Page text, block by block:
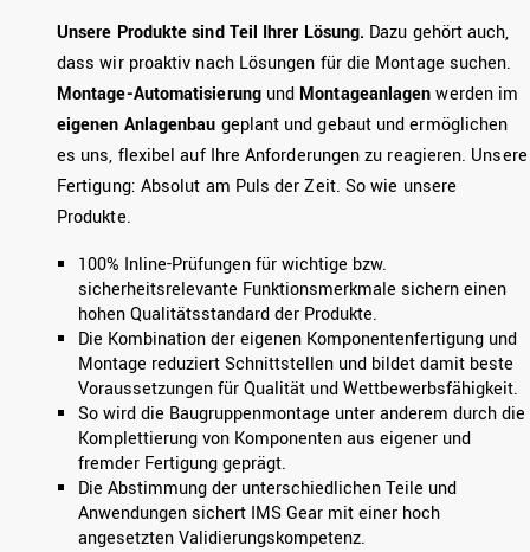
Unsere Produkte sind Teil Ihrer Lösung. Dazu gehört auch,
dass wir proaktiv nach Lösungen für die Montage suchen.
Montage-Automatisierungund Montageanlagenwerden im
eigenen Anlagenbau geplant und gebaut und ermöglichen
es uns, flexibel auf Ihre Anforderungen zu reagieren. Unsere
Fertigung: Absolut am Puls der Zeit. So wie unsere
Produkte.
100% Inline-Prüfungen für wichtige bzw.
sicherheitsrelevante Funktionsmerkmale sichern einen
hohen Qualitätsstandard der Produkte.
Die Kombination der eigenen Komponentenfertigung und
Montage reduziert Schnittstellen und bildet damit beste
Voraussetzungen für Qualität und Wettbewerbsfähigkeit.
So wird die Baugruppenmontage unter anderem durch die
Komplettierung von Komponenten aus eigener und
fremder Fertigung geprägt.
Die Abstimmung der unterschiedlichen Teile und
Anwendungen sichert IMS Gear mit einer hoch
angesetzten Validierungskompetenz.